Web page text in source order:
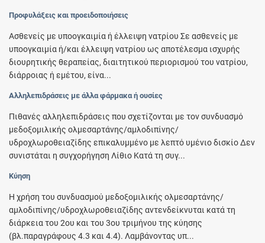
Προφυλάξεις και προειδοποιήσεις
Ασθενείς με υποογκαιμία ή έλλειψη νατρίου Σε ασθενείς με
υποογκαιμία ή/και έλλειψη νατρίου ως αποτέλεσμα ισχυρής
διουρητικής θεραπείας, διαιτητικού περιορισμού του νατρίου,
διάρροιας ή εμέτου, είνα...
Αλληλεπιδράσεις με άλλα φάρμακα ή ουσίες
Πιθανές αλληλεπιδράσεις που σχετίζονται με τον συνδυασμό
μεδοξομιλικής ολμεσαρτάνης/αµλοδιπίνης/
υδροχλωροθειαζίδης επικαλυμμένο με λεπτό υμένιο δισκίο Δεν
συνιστάται η συγχορήγηση Λίθιο Κατά τη συγ...
Κύηση
Η χρήση του συνδυασμού μεδοξομιλικής ολμεσαρτάνης/
αµλοδιπίνης/υδροχλωροθειαζίδης αντενδείκνυται κατά τη
διάρκεια του 2ου και του 3ου τριμήνου της κύησης
(βλ.παραγράφους 4.3 και 4.4). Λαμβάνοντας υπ...